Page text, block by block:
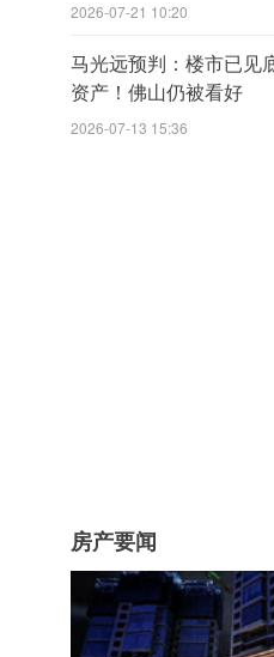
2026-07-21 10:20
马光远预判：楼市已见
资产！佛山仍被看好
2026-07-13 15:36
房产要闻